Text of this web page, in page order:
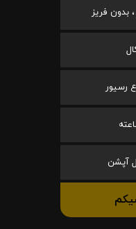
فریز
رسیور